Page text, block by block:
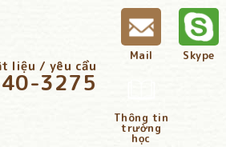
liệu / yêu cầu
3275
Mail Skype
Thông tin
trường
học